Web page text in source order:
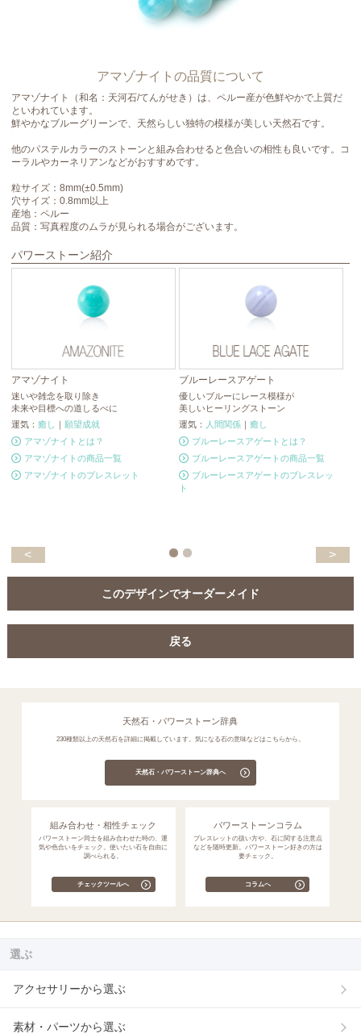
アマゾナイトの品質について
アマゾナイト（和名：天河石/てんがせき）は、ペルー産が色鮮やかで上質だ
といわれています。
鮮やかなブルーグリーンで、天然らしい独特の模様が美しい天然石です。
他のパステルカラーのストーンと組み合わせると色合いの相性も良いです。コ
ーラルやカーネリアンなどがおすすめです。
粒サイズ：8mm(±0.5mm)
穴サイズ：0.8mm以上
産地：ペルー
品質：写真程度のムラが見られる場合がございます。
パワーストーン紹介
アマゾナイト
迷いや雑念を取り除き
未来や目標への道しるべに
運気： 癒し ｜ 願望成就
アマゾナイトとは？
アマゾナイトの商品一覧
アマゾナイトのブレスレット
ブルーレースアゲート
優しいブルーにレース模様が
美しいヒーリングストーン
運気：
人間関係 ｜癒し
ブルーレースアゲートとは？
ブルーレースアゲートの商品一覧
ブルーレースアゲートのブレスレッ
ト
< >
このデザインでオーダーメイド
戻る
天然石・パワーストーン辞典
230種類以上の天然石を詳細に掲載しています。気になる石の意味などはこちらから。
天然石・パワーストーン辞典へ
組み合わせ・相性チェック
パワーストーン同士を組み合わせた時の、運
気や色合いをチェック。使いたい石を自由に
調べられる。
チェックツールへ
パワーストーンコラム
ブレスレットの扱い方や、石に関する注意点
などを随時更新。パワーストーン好きの方は
要チェック。
コラムへ
選ぶ
アクセサリーから選ぶ
素材・パーツから選ぶ